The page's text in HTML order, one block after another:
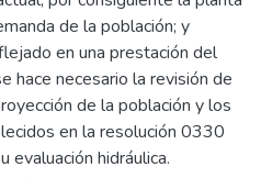
de la población; y
en una prestación del
hace necesario la revisión de
de la población y los
en la resolución 0330
hidráulica.